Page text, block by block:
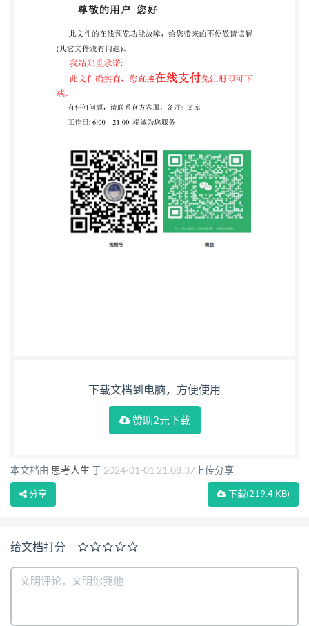
定的文件之日起 10个工作日内，对 技术进口作出许
可或者不许可的决定。 第十五条 申请人依照本条例
第十一条的规定向国务
下载文档到电脑，方便使用
赞助2元下载
本文档由 思考人生 于 2024-01-01 21:08:37 上传分享
下载(219.4 KB)
分享
给文档打分